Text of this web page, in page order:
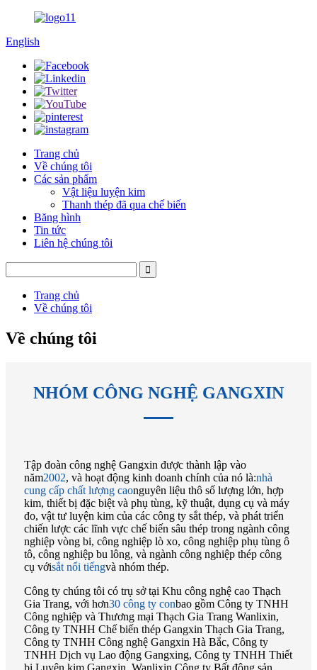
English
Trang chủ
Về chúng tôi
Các sản phẩm
Vật liệu luyện kim
Thanh thép đã qua chế biến
Băng hình
Tin tức
Liên hệ chúng tôi
Trang chủ
Về chúng tôi
Về chúng tôi
NHÓM CÔNG NGHỆ GANGXIN
Tập đoàn công nghệ Gangxin được thành lập vào
năm2002, và hoạt động kinh doanh chính của nó là:nhà
cung cấp chất lượng caonguyên liệu thô số lượng lớn, hợp
kim, thiết bị đặc biệt và phụ tùng, kỹ thuật, dụng cụ và máy
đo, vật tư luyện kim của các công ty sắt thép, và phát triển
chiến lược các lĩnh vực chế biến sâu thép trong ngành công
nghiệp vòng bi, công nghiệp lò xo, công nghiệp phụ tùng ô
tô, công nghiệp bu lông, và ngành công nghiệp thép công
cụ vớisắt nổi tiếngvà nhóm thép.
Công ty chúng tôi có trụ sở tại Khu công nghệ cao Thạch
Gia Trang, với hơn30 công ty conbao gồm Công ty TNHH
Công nghiệp và Thương mại Thạch Gia Trang Wanlixin,
Công ty TNHH Chế biến thép Gangxin Thạch Gia Trang,
Công ty TNHH Công nghệ Gangxin Hà Bắc, Công ty
TNHH Dịch vụ Lao động Gangxing, Công ty TNHH Thiết
bị Luyện kim Gangxin, Wanlixin Công ty Bất động sản,